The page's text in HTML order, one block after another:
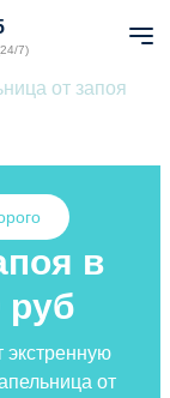
7)
от запоя
в
руб
экстренную
от